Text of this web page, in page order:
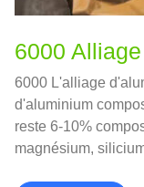
6000
6000 L'alliage
d'aluminium
reste 6-10%
magnésium,